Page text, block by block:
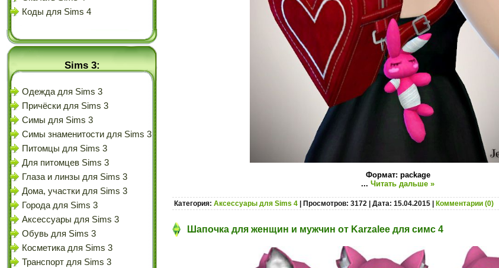
Коды для Sims 4
Sims 3:
Одежда для Sims 3
Причёски для Sims 3
Симы для Sims 3
Симы знаменитости для Sims 3
Питомцы для Sims 3
Для питомцев Sims 3
Глаза и линзы для Sims 3
Дома, участки для Sims 3
Города для Sims 3
Аксессуары для Sims 3
Обувь для Sims 3
Косметика для Sims 3
Транспорт для Sims 3
Формат: package
... Читать дальше »
Категория: Аксессуары для Sims 4 | Просмотров: 3172 | Дата: 15.04.2015 Комментарии (0)
Шапочка для женщин и мужчин от Karzalee для симс 4